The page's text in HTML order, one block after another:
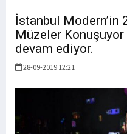
İstanbul Modern’in
Müzeler
devam ediyor.
28-09-2019 12:21